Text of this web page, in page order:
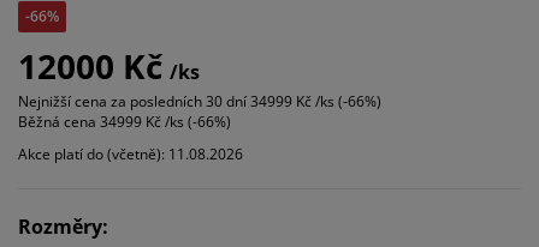
-66%
12000 Kč /ks
Nejnižší cena za posledních 30 dní34999 Kč /ks (-66%)
Běžná cena 34999 Kč /ks (-66%)
Akce platí do (včetně): 11.08.2026
Rozměry: